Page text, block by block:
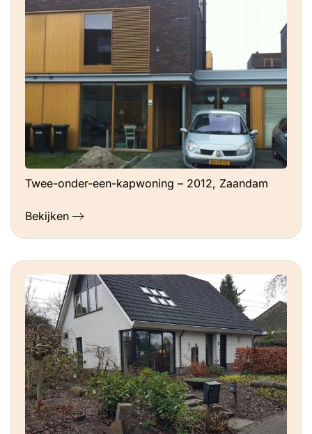
Twee-onder-een-kapwoning – 2012, Zaandam
Bekijken